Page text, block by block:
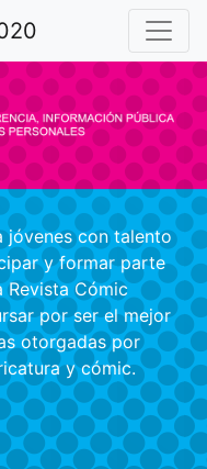
jóvenes con talento
y formar parte
Revista Cómic
por ser el mejor
otorgadas por
y cómic.